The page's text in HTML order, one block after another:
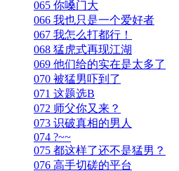
065 你嗓门大
066 我也只是一个爱好者
067 我怎么打都行！
068 猛虎式再现江湖
069 他们给的实在是太多了
070 被猛男吓到了
071 这题选B
072 师父你又来？
073 识破真相的男人
074 ?~~
075 都这样了还不是猛男？
076 高手切磋的平台